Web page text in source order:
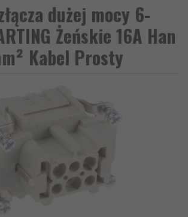
dużej mocy 6-
Żeńskie 16A Han
Kabel Prosty